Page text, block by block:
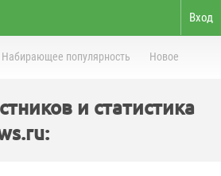
Вход
Набирающее популярность Новое
и статистика